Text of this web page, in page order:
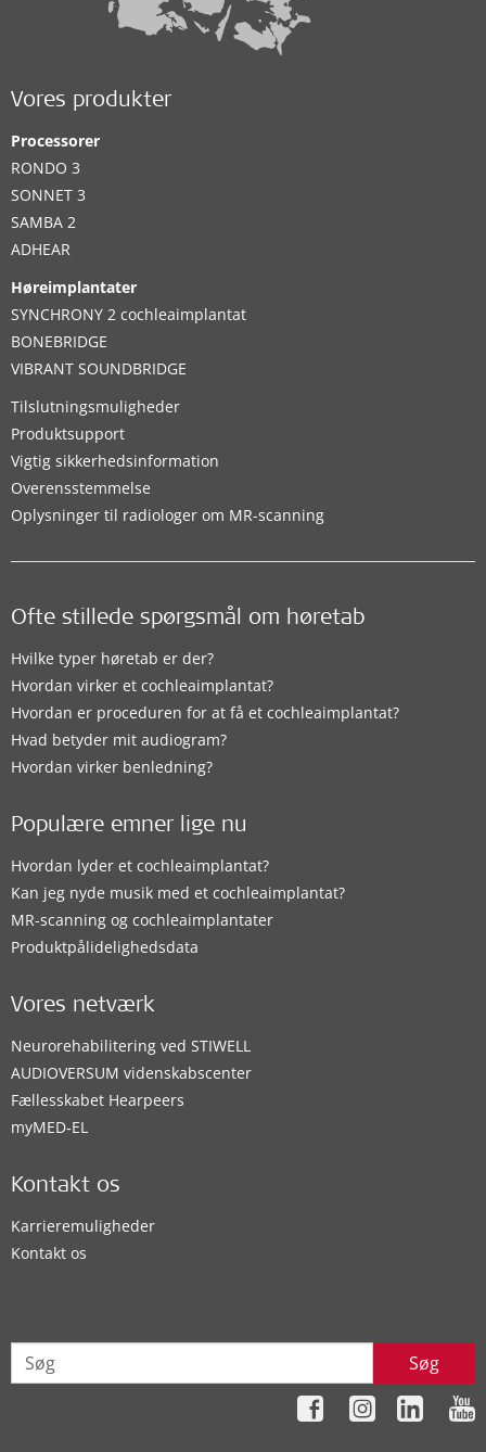
Vores produkter
Processorer
RONDO 3
SONNET 3
SAMBA 2
ADHEAR
Høreimplantater
SYNCHRONY 2 cochleaimplantat
BONEBRIDGE
VIBRANT SOUNDBRIDGE
Tilslutningsmuligheder
Produktsupport
Vigtig sikkerhedsinformation
Overensstemmelse
Oplysninger til radiologer om MR-scanning
Ofte stillede spørgsmål om høretab
Hvilke typer høretab er der?
Hvordan virker et cochleaimplantat?
Hvordan er proceduren for at få et cochleaimplantat?
Hvad betyder mit audiogram?
Hvordan virker benledning?
Populære emner lige nu
Hvordan lyder et cochleaimplantat?
Kan jeg nyde musik med et cochleaimplantat?
MR-scanning og cochleaimplantater
Produktpålidelighedsdata
Vores netværk
Neurorehabilitering ved STIWELL
AUDIOVERSUM videnskabscenter
Fællesskabet Hearpeers
myMED‑EL
Kontakt os
Karrieremuligheder
Kontakt os
Søg